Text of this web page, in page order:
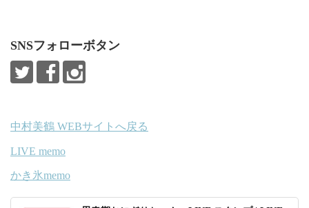
SNSフォローボタン
中村美鶴 WEBサイトへ戻る
LIVE memo
かき氷memo